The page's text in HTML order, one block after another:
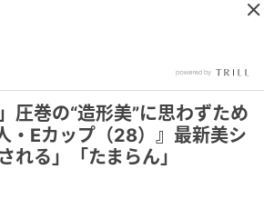
圧巻の“造形美”に思わずため
・Eカップ（28）』最新美シ
れる」「たまらん」